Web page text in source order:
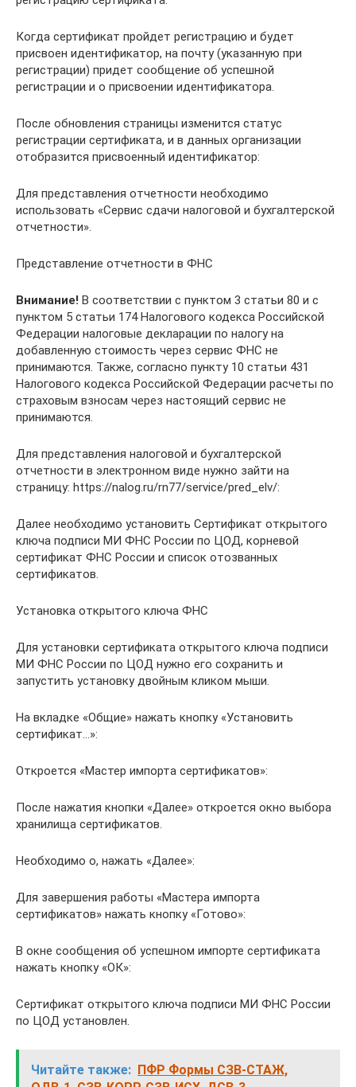
Когда сертификат пройдет регистрацию и будет
присвоен идентификатор, на почту (указанную при
регистрации) придет сообщение об успешной
регистрации и о присвоении идентификатора.
После обновления страницы изменится статус
регистрации сертификата, и в данных организации
отобразится присвоенный идентификатор:
Для представления отчетности необходимо
использовать «Сервис сдачи налоговой и бухгалтерской
отчетности».
Представление отчетности в ФНС
Внимание! В соответствии с пунктом 3 статьи 80 и с
пунктом 5 статьи 174 Налогового кодекса Российской
Федерации налоговые декларации по налогу на
добавленную стоимость через сервис ФНС не
принимаются. Также, согласно пункту 10 статьи 431
Налогового кодекса Российской Федерации расчеты по
страховым взносам через настоящий сервис не
принимаются.
Для представления налоговой и бухгалтерской
отчетности в электронном виде нужно зайти на
страницу: https://nalog.ru/rn77/service/pred_elv/:
Далее необходимо установить Сертификат открытого
ключа подписи МИ ФНС России по ЦОД, корневой
сертификат ФНС России и список отозванных
сертификатов.
Установка открытого ключа ФНС
Для установки сертификата открытого ключа подписи
МИ ФНС России по ЦОД нужно его сохранить и
запустить установку двойным кликом мыши.
На вкладке «Общие» нажать кнопку «Установить
сертификат…»:
Откроется «Мастер импорта сертификатов»:
После нажатия кнопки «Далее» откроется окно выбора
хранилища сертификатов.
Необходимо о, нажать «Далее»:
Для завершения работы «Мастера импорта
сертификатов» нажать кнопку «Готово»:
В окне сообщения об успешном импорте сертификата
нажать кнопку «ОК»:
Сертификат открытого ключа подписи МИ ФНС России
по ЦОД установлен.
Читайте также: ПФР Формы СЗВ-СТАЖ,